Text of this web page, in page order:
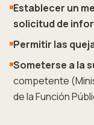
Establecer un
solicitud de
Permitir las
Someterse a la
competente
de la Función